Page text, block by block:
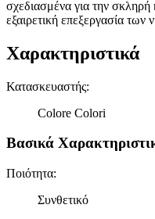
σχεδιασμένα για την σκληρή
εξαιρετική επεξεργασία
Χαρακτηριστικά
Κατασκευαστής:
Colore Colori
Βασικά
Ποιότητα:
Συνθετικό